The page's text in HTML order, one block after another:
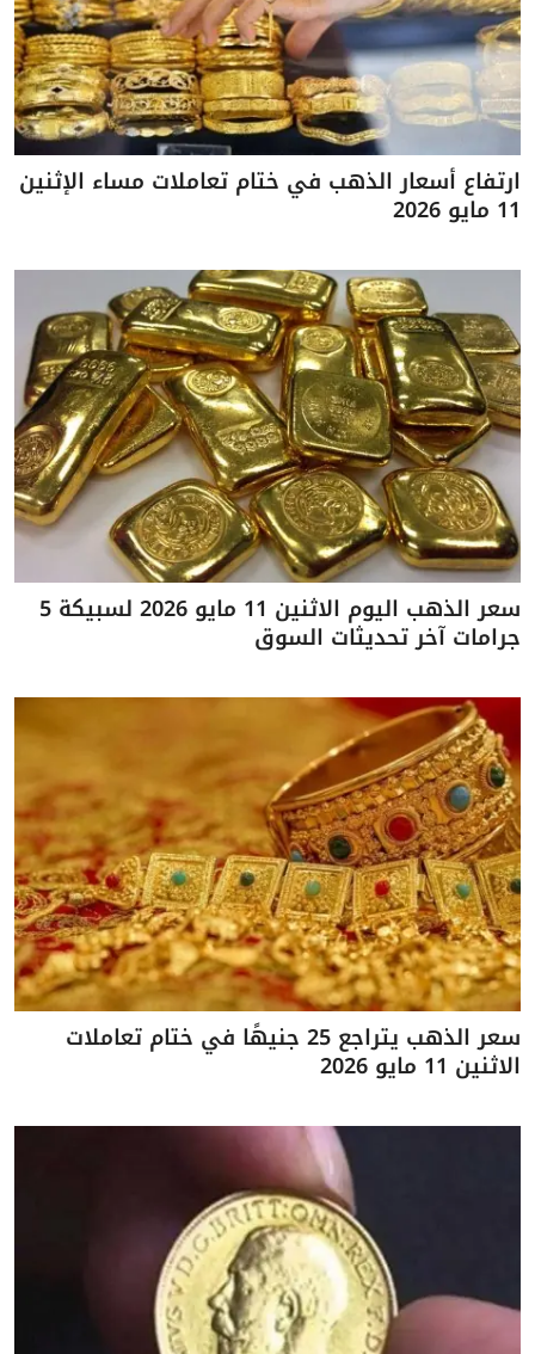
ارتفاع أسعار الذهب في ختام تعاملات مساء الإثنين
11 مايو 2026
سعر الذهب اليوم الاثنين 11 مايو 2026 لسبيكة 5
جرامات آخر تحديثات السوق
سعر الذهب يتراجع 25 جنيهًا في ختام تعاملات
الاثنين 11 مايو 2026